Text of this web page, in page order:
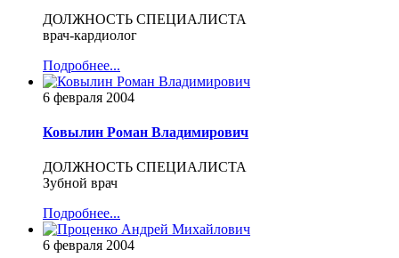
ДОЛЖНОСТЬ СПЕЦИАЛИСТА
врач-кардиолог
Подробнее...
6 февраля 2004
Ковылин Роман Владимирович
ДОЛЖНОСТЬ СПЕЦИАЛИСТА
Зубной врач
Подробнее...
6 февраля 2004